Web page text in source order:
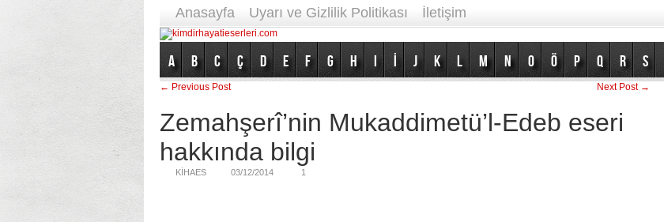
Anasayfa Uyarı ve Gizlilik Politikası İletişim
A B C Ç D E F G H I İ J K L M N O Ö P Q R S
← Previous Post Next Post →
Zemahşerî’nin Mukaddimetü’l-Edeb eseri
hakkında bilgi
KIHAES 03/12/2014 1